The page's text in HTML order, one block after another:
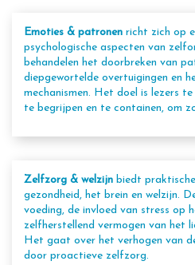
Emoties & patronen richt zich op
psychologische aspecten van
behandelen het doorbreken van
diepgewortelde overtuigingen en
mechanismen. Het doel is lezers
te begrijpen en te containen, om
Zelfzorg & welzijn biedt
gezondheid, het brein en welzijn.
voeding, de invloed van stress op
zelfherstellend vermogen van het
Het gaat over het verhogen van
door proactieve zelfzorg.